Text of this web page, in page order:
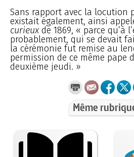
Sans rapport avec la locution
existait également, ainsi
curieux de 1869, « parce qu’à
probablement, qui se devait
la cérémonie fut remise au
permission de ce même pape
deuxième jeudi. »
Même